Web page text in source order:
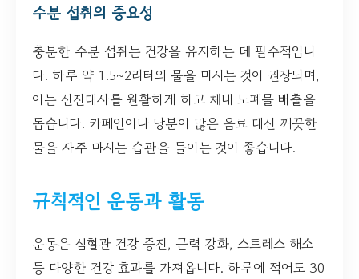
수분 섭취의 중요성
충분한 수분 섭취는 건강을 유지하는 데 필수적입니
다. 하루 약 1.5~2리터의 물을 마시는 것이 권장되며,
이는 신진대사를 원활하게 하고 체내 노폐물 배출을
돕습니다. 카페인이나 당분이 많은 음료 대신 깨끗한
물을 자주 마시는 습관을 들이는 것이 좋습니다.
규칙적인 운동과 활동
운동은 심혈관 건강 증진, 근력 강화, 스트레스 해소
등 다양한 건강 효과를 가져옵니다. 하루에 적어도 30